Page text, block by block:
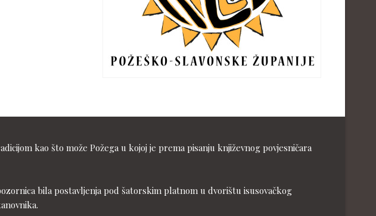
kao što može Požega u kojoj je prema pisanju književnog povjesničara
bila postavljenja pod šatorskim platnom u dvorištu isusovačkog